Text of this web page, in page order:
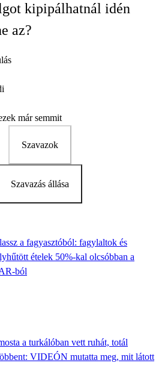
kipipálhatnál idén
az?
már semmit
Szavazok
Szavazás állása
a fagyasztóból: fagylaltok és
ételek 50%-kal olcsóbban a
ból
a turkálóban vett ruhát, totál
VIDEÓN mutatta meg, mit látott